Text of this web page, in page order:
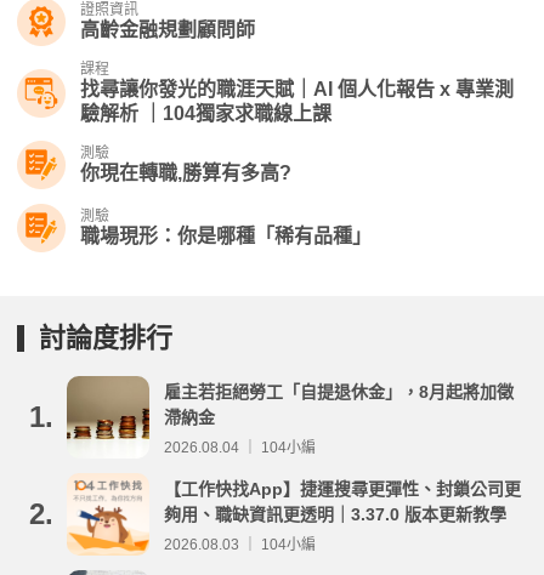
證照資訊
高齡金融規劃顧問師
課程
找尋讓你發光的職涯天賦｜AI 個人化報告 x 專業測
驗解析 ｜104獨家求職線上課
測驗
你現在轉職,勝算有多高?
測驗
職場現形：你是哪種「稀有品種」
討論度排行
1.
雇主若拒絕勞工「自提退休金」，8月起將加徵
滯納金
2026.08.04 ｜ 104小編
2.
【工作快找App】捷運搜尋更彈性、封鎖公司更
夠用、職缺資訊更透明｜3.37.0 版本更新教學
2026.08.03 ｜ 104小編